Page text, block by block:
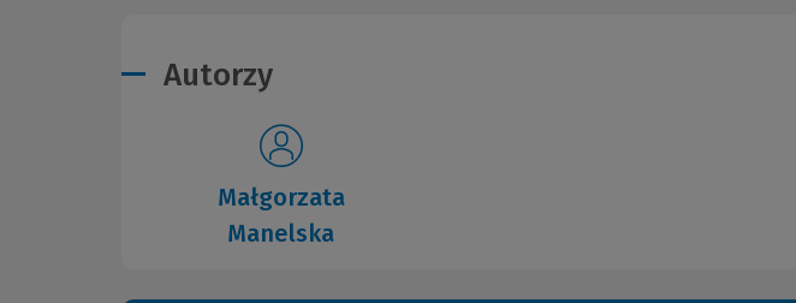
Autorzy
Małgorzata
Manelska